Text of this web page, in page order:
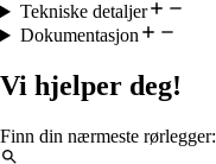
Tekniske detaljer
Dokumentasjon
Vi hjelper deg!
Finn din nærmeste rørlegger: